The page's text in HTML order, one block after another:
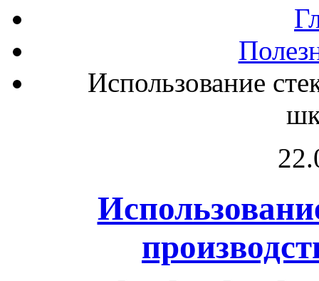
Использование